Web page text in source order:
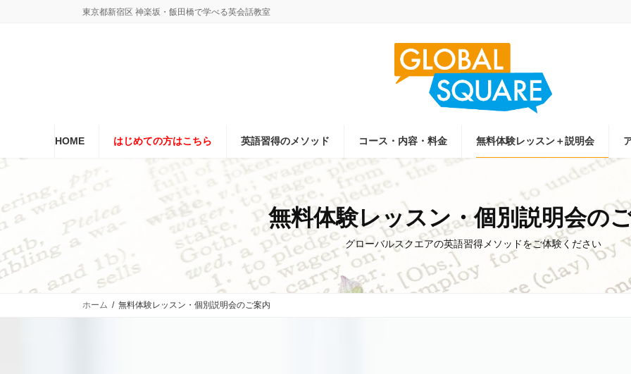
東京都新宿区 神楽坂・飯田橋で学べる英会話教室
HOME はじめての方はこちら 英語習得のメソッド コース・内容・料金 無料体験レッスン＋説明会
無料体験レッスン・個別説明会の
グローバルスクエアの英語習得メソッドをご体験ください
ホーム 無料体験レッスン・個別説明会のご案内